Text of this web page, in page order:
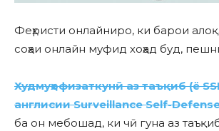
Феҳристи онлайниро, ки барои
соҳаи онлайн муфид хоҳад буд,
Худмуҳофизаткунӣ аз таъқиб (ё
англисии Surveillance Self-
ба он мебошад, ки чӣ гуна аз